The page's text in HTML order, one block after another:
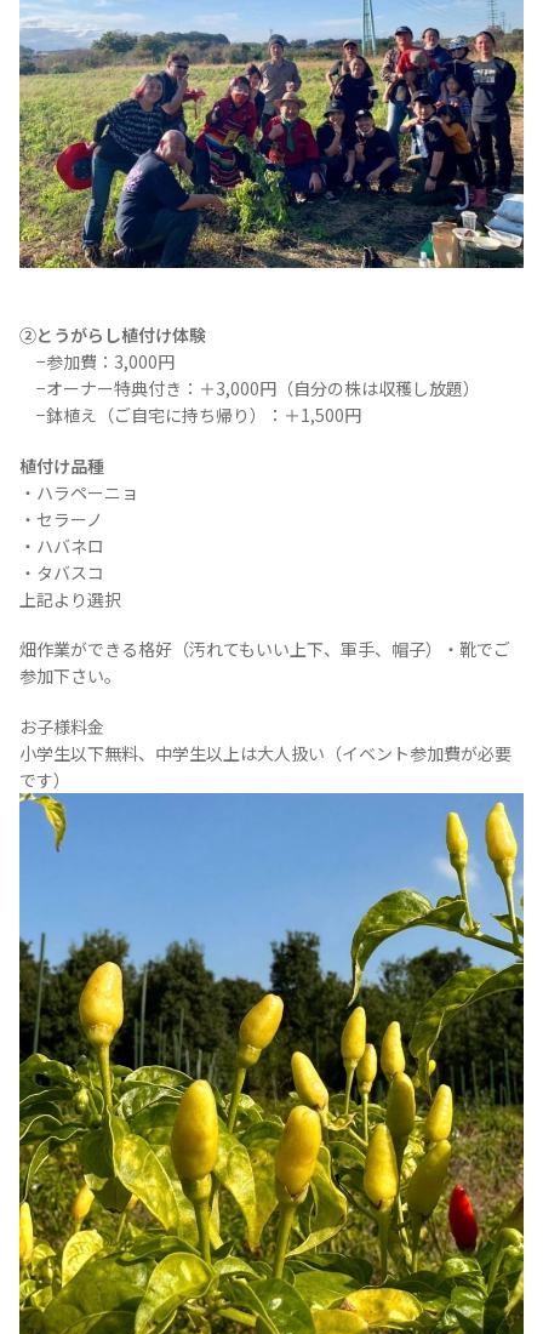
②とうがらし植付け体験
−参加費：3,000円
−オーナー特典付き：＋3,000円（自分の株は収穫し放題）
−鉢植え（ご自宅に持ち帰り）：＋1,500円
植付け品種
・ハラペーニョ
・セラーノ
・ハバネロ
・タバスコ
上記より選択
畑作業ができる格好（汚れてもいい上下、軍手、帽子）・靴でご
参加下さい。
お子様料金
小学生以下無料、中学生以上は大人扱い（イベント参加費が必要
です）